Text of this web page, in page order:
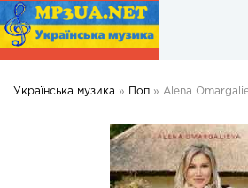
Українська музика » Поп » Alena